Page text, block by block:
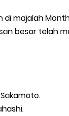
majalah
besar telah